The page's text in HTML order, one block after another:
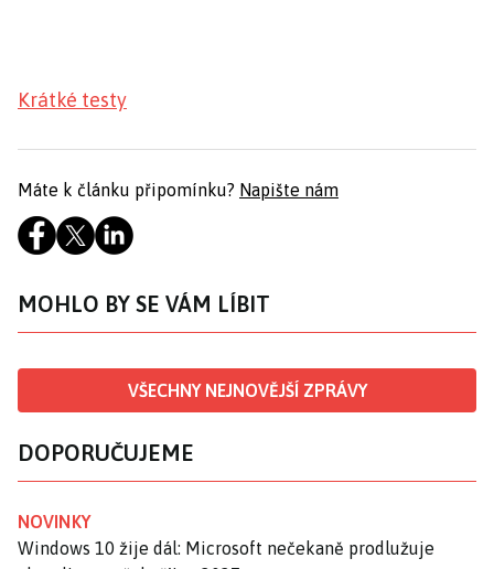
Krátké testy
Máte k článku připomínku? Napište nám
MOHLO BY SE VÁM LÍBIT
VŠECHNY NEJNOVĚJŠÍ ZPRÁVY
DOPORUČUJEME
NOVINKY
Windows 10 žije dál: Microsoft nečekaně prodlužuje